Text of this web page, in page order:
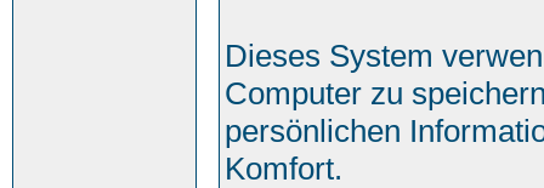
Dieses System
Computer zu
persönlichen
Komfort.